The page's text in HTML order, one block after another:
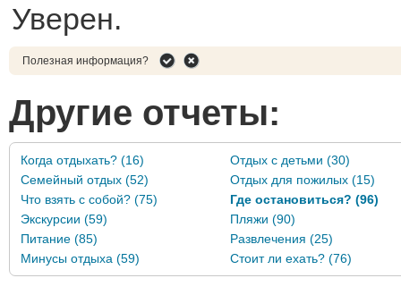
Уверен.
Полезная информация?
Другие отчеты:
Когда отдыхать? (16)
Отдых с детьми (30)
Семейный отдых (52)
Отдых для пожилых (15)
Что взять с собой? (75)
Где остановиться? (96)
Экскурсии (59)
Пляжи (90)
Питание (85)
Развлечения (25)
Минусы отдыха (59)
Стоит ли ехать? (76)